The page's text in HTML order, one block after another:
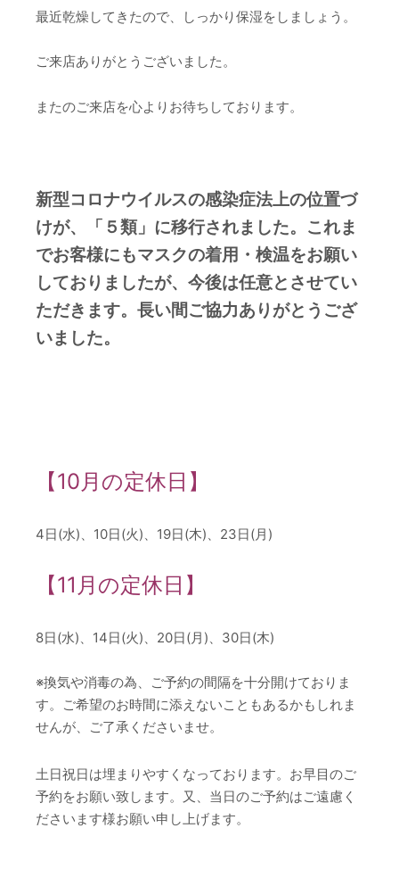
最近乾燥してきたので、しっかり保湿をしましょう。
ご来店ありがとうございました。
またのご来店を心よりお待ちしております。
新型コロナウイルスの感染症法上の位置づ
けが、「５類」に移行されました。これま
でお客様にもマスクの着用・検温をお願い
しておりましたが、今後は任意とさせてい
ただきます。長い間ご協力ありがとうござ
いました。
【10月の定休日】
4日(水)、10日(火)、19日(木)、23日(月)
【11月の定休日】
8日(水)、14日(火)、20日(月)、30日(木)
※換気や消毒の為、ご予約の間隔を十分開けておりま
す。ご希望のお時間に添えないこともあるかもしれま
せんが、ご了承くださいませ。
土日祝日は埋まりやすくなっております。お早目のご
予約をお願い致します。又、当日のご予約はご遠慮く
ださいます様お願い申し上げます。